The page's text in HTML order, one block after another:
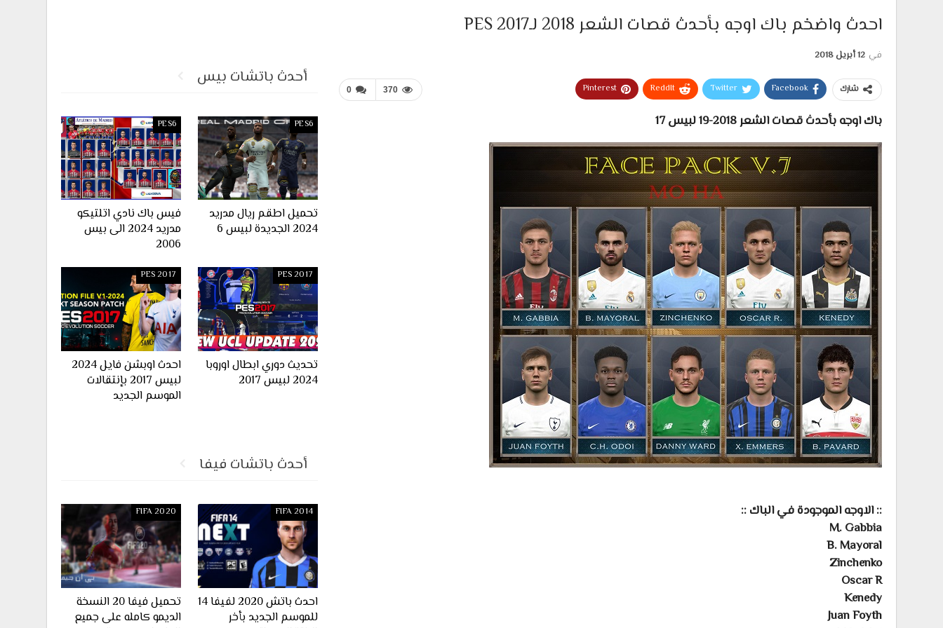
احدث واضخم باك اوجه بأحدث قصات الشعر 2018 لـPES 2017
في 12 أبريل 2018
0 370 شارك Facebook
Twitter
ReddIt
Pinterest
باك اوجه بأحدث قصات الشعر 2018-19 لبيس 17
:: الاوجه الموجودة في الباك ::
M. Gabbia
B. Mayoral
Zinchenko
Oscar R
Kenedy
Juan Foyth
أحدث باتشات بيس
PES6
تحميل اطقم ريال مدريد
2024 الجديدة لبيس 6
PES6
فيس باك نادي اتلتيكو
مدريد 2024 الى بيس
2006
PES 2017
تحديث دوري ابطال اوروبا
2024 لبيس 2017
PES 2017
احدث اوبشن فايل 2024
لبيس 2017 بإنتقالات
الموسم الجديد
أحدث باتشات فيفا
FIFA 2014
احدث باتش 2020 لفيفا 14
للموسم الجديد بأخر
FIFA 2020
تحميل فيفا 20 النسخة
الديمو كامله على جميع